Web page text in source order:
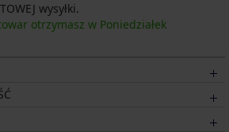
wysyłki.
otrzymasz w Poniedziałek